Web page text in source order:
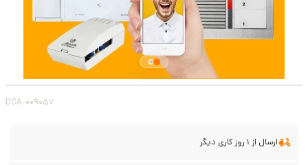
DCA-009057
ارسال از 1 روز کاری دیگر